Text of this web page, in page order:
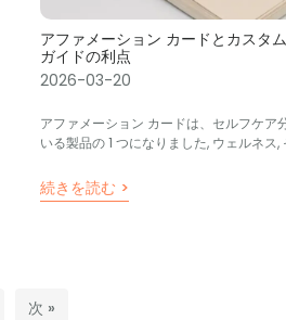
アファメーション カードとカスタ
ガイドの利点
2026-03-20
アファメーション カードは、セルフケア
いる製品の 1 つになりました, ウェルネス
続きを読む >
次 »